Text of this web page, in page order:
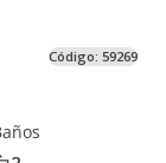
Código: 59269